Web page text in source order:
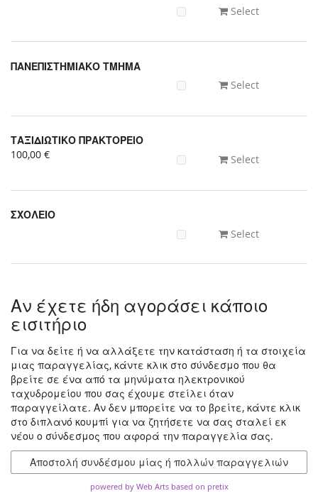
Select
ΠΑΝΕΠΙΣΤΗΜΙΑΚΟ ΤΜΗΜΑ
Select
ΤΑΞΙΔΙΩΤΙΚΟ ΠΡΑΚΤΟΡΕΙΟ
100,00 €
Select
ΣΧΟΛΕΙΟ
Select
Αν έχετε ήδη αγοράσει κάποιο
εισιτήριο
Για να δείτε ή να αλλάξετε την κατάσταση ή τα στοιχεία
μιας παραγγελίας, κάντε κλικ στο σύνδεσμο που θα
βρείτε σε ένα από τα μηνύματα ηλεκτρονικού
ταχυδρομείου που σας έχουμε στείλει όταν
παραγγείλατε. Αν δεν μπορείτε να το βρείτε, κάντε κλικ
στο διπλανό κουμπί για να ζητήσετε να σας σταλεί εκ
νέου ο σύνδεσμος που αφορά την παραγγελία σας.
Αποστολή συνδέσμου μίας ή πολλών παραγγελιών
powered by Web Arts based on pretix